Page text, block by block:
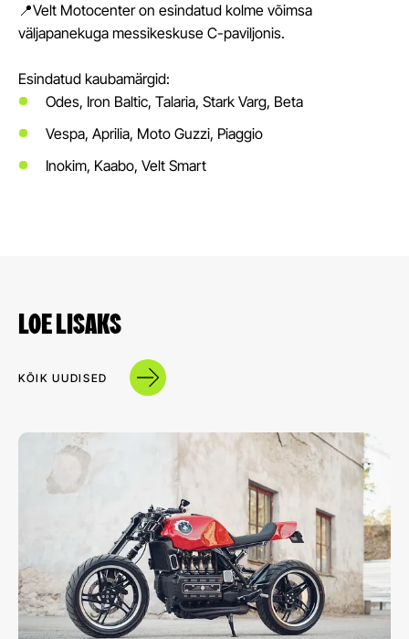
📍Velt Motocenter on esindatud kolme võimsa
väljapanekuga messikeskuse C-paviljonis.
Esindatud kaubamärgid:
Odes, Iron Baltic, Talaria, Stark Varg, Beta
Vespa, Aprilia, Moto Guzzi, Piaggio
Inokim, Kaabo, Velt Smart
LOE LISAKS
KÕIK UUDISED